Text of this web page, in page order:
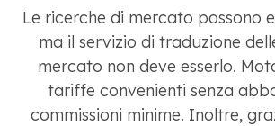
Le ricerche di mercato possono
ma il servizio di traduzione
mercato non deve esserlo.
tariffe convenienti senza
commissioni minime. Inoltre,